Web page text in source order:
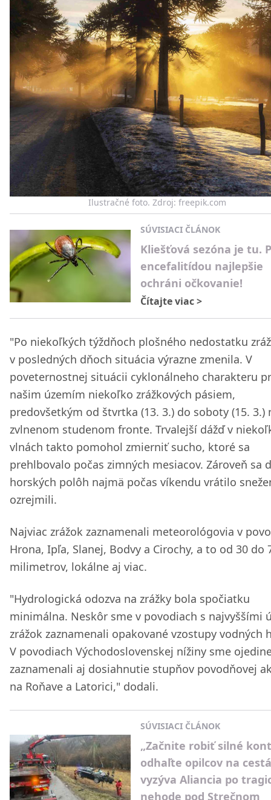
Ilustračné foto. Zdroj: freepik.com
SÚVISIACI ČLÁNOK
Kliešťová sezóna je tu.
encefalitídou najlepšie
ochráni očkovanie!
Čítajte viac>
"Po niekoľkých týždňoch plošného nedostatku
v posledných dňoch situácia výrazne zmenila. V
poveternostnej situácii cyklonálneho charakteru
našim územím niekoľko zrážkových pásiem,
predovšetkým od štvrtka (13. 3.) do soboty (15. 3.)
zvlnenom studenom fronte. Trvalejší dážď v
vlnách takto pomohol zmierniť sucho, ktoré sa
prehlbovalo počas zimných mesiacov. Zároveň sa
horských polôh najmä počas víkendu vrátilo
ozrejmili.
Najviac zrážok zaznamenali meteorológovia v
Hrona, Ipľa, Slanej, Bodvy a Cirochy, a to od 30 do
milimetrov, lokálne aj viac.
"Hydrologická odozva na zrážky bola spočiatku
minimálna. Neskôr sme v povodiach s najvyššími
zrážok zaznamenali opakované vzostupy vodných
V povodiach Východoslovenskej nížiny sme
zaznamenali aj dosiahnutie stupňov povodňovej
na Roňave a Latorici," dodali.
SÚVISIACI ČLÁNOK
„Začnite robiť silné
odhaľte opilcov na
vyzýva Aliancia po
nehode pod Strečnom